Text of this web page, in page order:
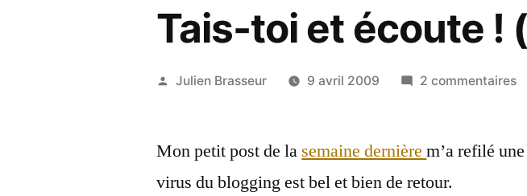
Tais-toi et écoute !
Publié
Julien Brasseur 9 avril 2009 2 commentairessur
et
Mon petit post de la semaine dernièrem’a refilé
virus du blogging est bel et bien de retour.